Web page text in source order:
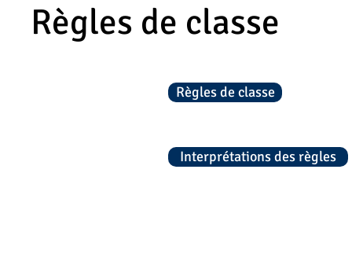
Règles de classe
Règles de classe
Interprétations des règles